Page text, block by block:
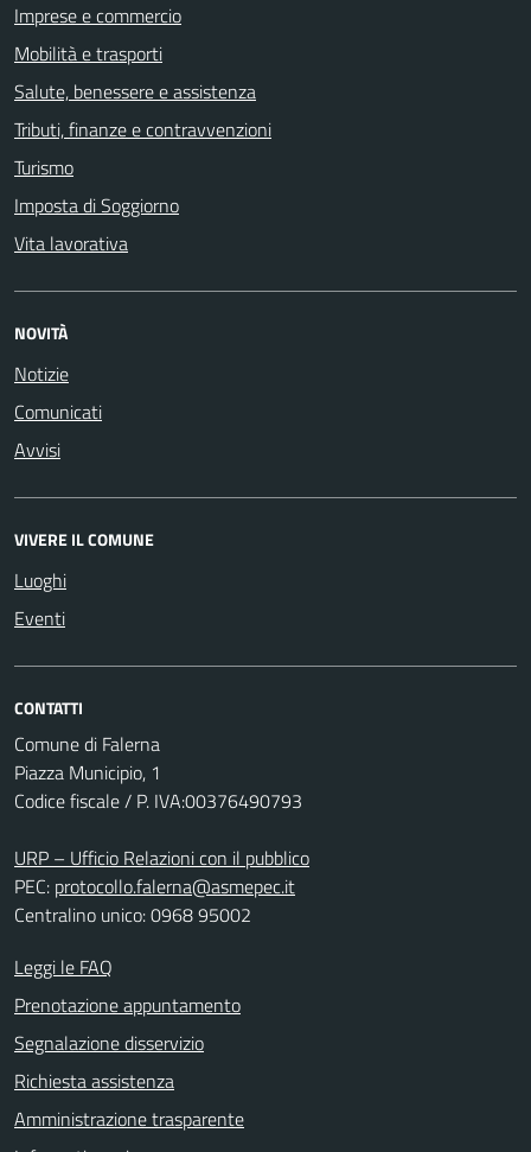
Imprese e commercio
Mobilità e trasporti
Salute, benessere e assistenza
Tributi, finanze e contravvenzioni
Turismo
Imposta di Soggiorno
Vita lavorativa
NOVITÀ
Notizie
Comunicati
Avvisi
VIVERE IL COMUNE
Luoghi
Eventi
CONTATTI
Comune di Falerna
Piazza Municipio, 1
Codice fiscale / P. IVA:00376490793
URP – Ufficio Relazioni con il pubblico
PEC: protocollo.falerna@asmepec.it
Centralino unico: 0968 95002
Leggi le FAQ
Prenotazione appuntamento
Segnalazione disservizio
Richiesta assistenza
Amministrazione trasparente